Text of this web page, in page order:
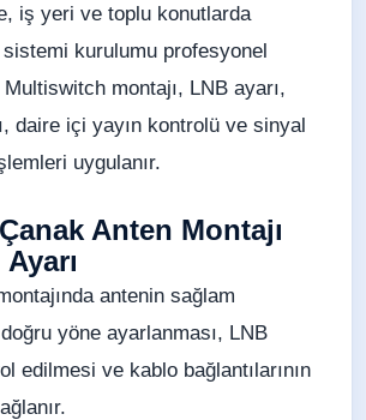
iş yeri ve toplu konutlarda
kurulumu profesyonel
Multiswitch montajı, LNB ayarı,
daire içi yayın kontrolü ve sinyal
uygulanır.
Anten Montajı
antenin sağlam
yöne ayarlanması, LNB
edilmesi ve kablo bağlantılarının